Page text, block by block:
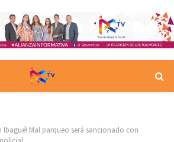
Ibagué! Mal parqueo será sancionado con